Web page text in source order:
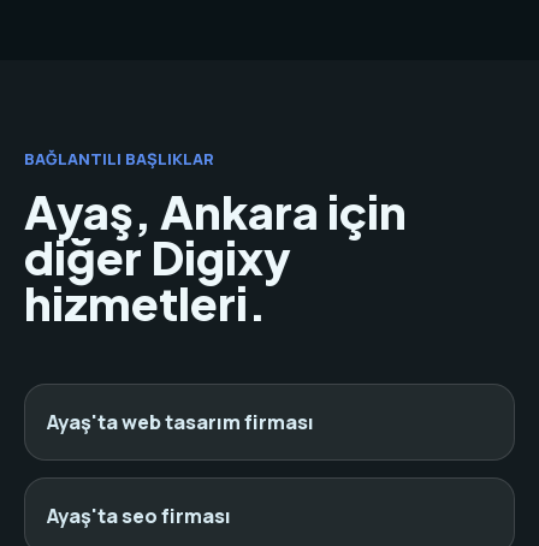
BAĞLANTILI BAŞLIKLAR
Ayaş, Ankara için
diğer Digixy
hizmetleri.
Ayaş'ta web tasarım firması
Ayaş'ta seo firması